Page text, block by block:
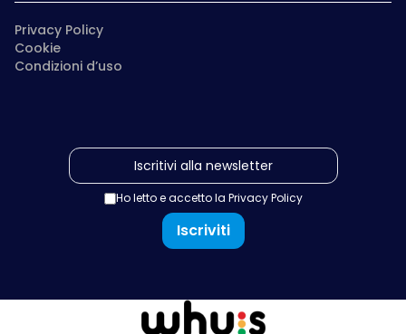
Privacy Policy
Cookie
Condizioni d’uso
Ho letto e accetto la Privacy Policy
Iscriviti